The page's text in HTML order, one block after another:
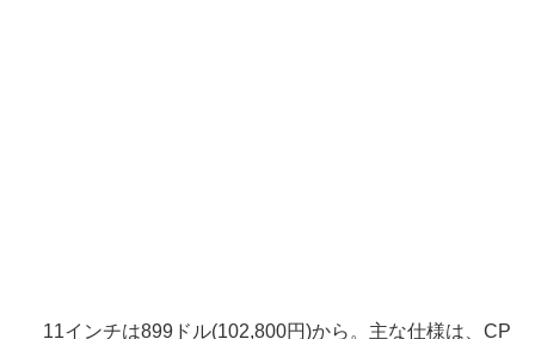
11インチは899ドル(102,800円)から。主な仕様は、CP